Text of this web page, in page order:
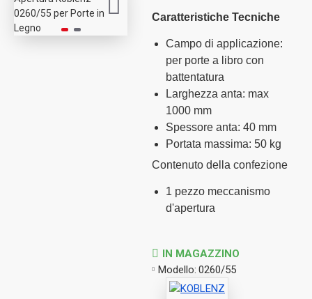
Caratteristiche Tecniche
Campo di applicazione:
per porte a libro con
battentatura
Larghezza anta: max
1000 mm
Spessore anta: 40 mm
Portata massima: 50 kg
Contenuto della confezione
1 pezzo meccanismo
d'apertura
IN MAGAZZINO
Modello: 0260/55